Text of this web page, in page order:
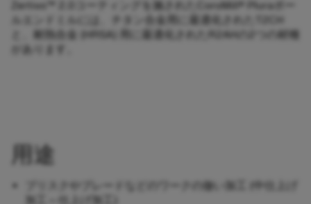
Zertivo™ 2.0コーティングを施されたCoroMill® Pluraボー
ルエンドミルには、チタン合金用に最適化されたT2CH
と、耐熱合金 (HRSA) 用に最適化されたR2AHの2つの材種
があります。
用途
ブリスクやブレードなどのワークの倣い加工 (中仕上げ
加工～仕上げ加工)